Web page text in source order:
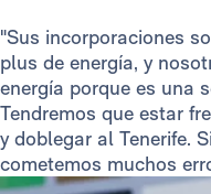
"Sus incorporaciones
plus de energía, y
energía porque es una
Tendremos que estar
y doblegar al Tenerife.
cometemos muchos